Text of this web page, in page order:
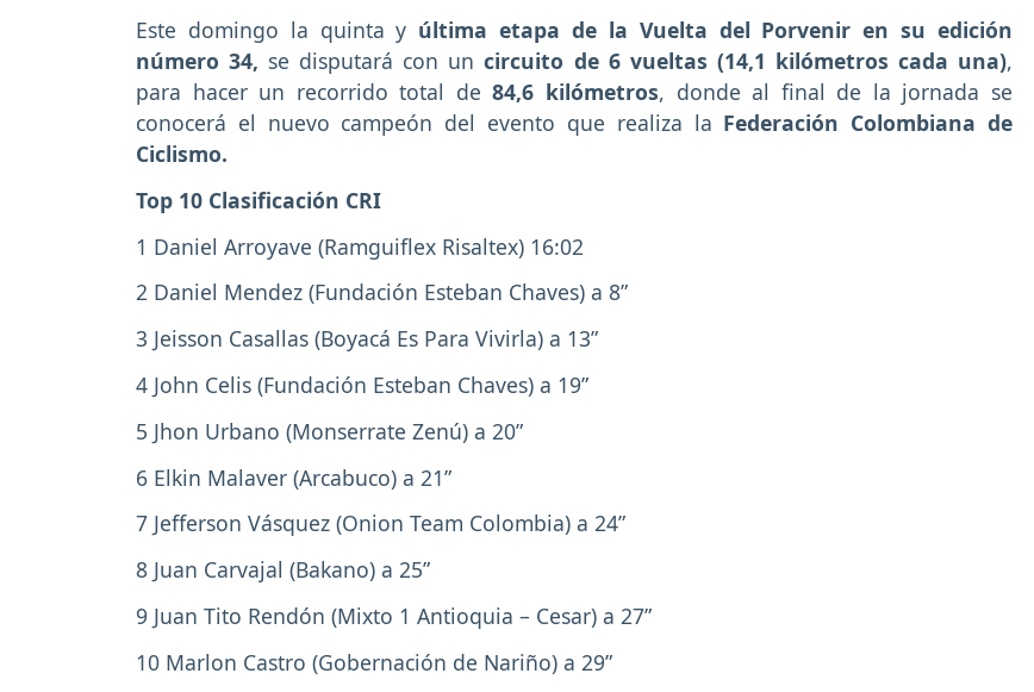
Este domingo la quinta y última etapa de la Vuelta del Porvenir en su edición
número 34, se disputará con uncircuito de 6 vueltas (14,1 kilómetros cada una),
para hacer un recorrido total de84,6 kilómetros, donde al final de la jornada se
conocerá el nuevo campeón del evento que realiza la Federación Colombiana de
Ciclismo.
Top 10 Clasificación CRI
1 Daniel Arroyave (Ramguiflex Risaltex) 16:02
2 Daniel Mendez (Fundación Esteban Chaves) a 8”
3 Jeisson Casallas (Boyacá Es Para Vivirla) a 13”
4 John Celis (Fundación Esteban Chaves) a 19”
5 Jhon Urbano (Monserrate Zenú) a 20”
6 Elkin Malaver (Arcabuco) a 21”
7 Jefferson Vásquez (Onion Team Colombia) a 24”
8 Juan Carvajal (Bakano) a 25”
9 Juan Tito Rendón (Mixto 1 Antioquia – Cesar) a 27”
10 Marlon Castro (Gobernación de Nariño) a 29”